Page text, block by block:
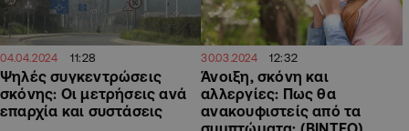
04.04.2024 11:28
Ψηλές συγκεντρώσεις
σκόνης: Οι μετρήσεις ανά
επαρχία και συστάσεις
30.03.2024 12:32
Άνοιξη, σκόνη και
αλλεργίες: Πως θα
ανακουφιστείς από τα